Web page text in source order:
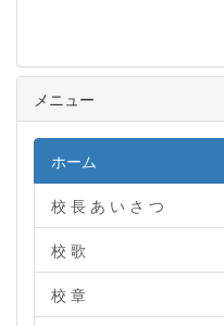
メニュー
ホーム
校 長 あ い さ つ
校 歌
校 章